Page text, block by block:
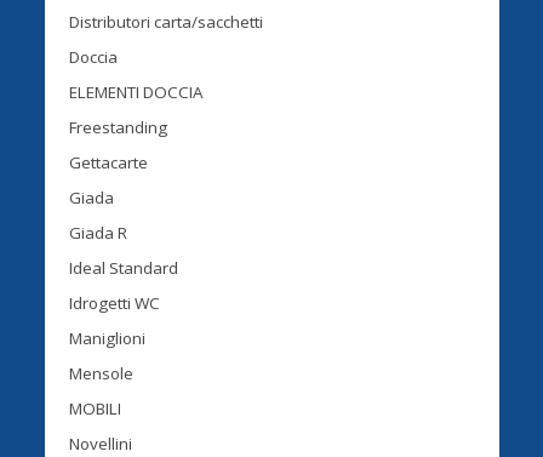
Distributori carta/sacchetti
Doccia
ELEMENTI DOCCIA
Freestanding
Gettacarte
Giada
Giada R
Ideal Standard
Idrogetti WC
Maniglioni
Mensole
MOBILI
Novellini